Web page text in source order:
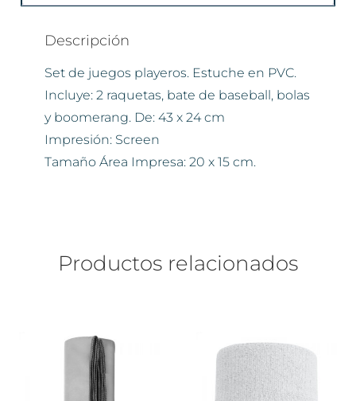
Descripción
Set de juegos playeros. Estuche en PVC.
Incluye: 2 raquetas, bate de baseball, bolas
y boomerang. De: 43 x 24 cm
Impresión: Screen
Tamaño Área Impresa: 20 x 15 cm.
Productos relacionados